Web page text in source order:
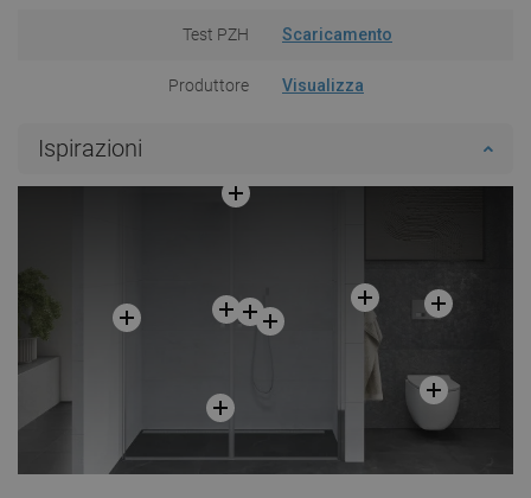
Test PZH Scaricamento
Produttore Visualizza
Ispirazioni